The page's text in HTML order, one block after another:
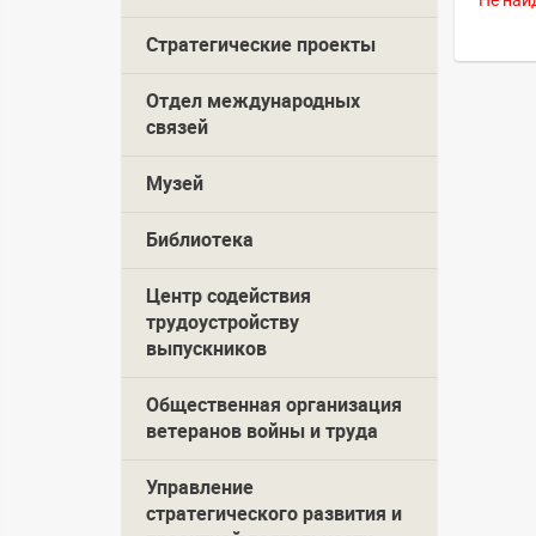
Стратегические проекты
Отдел международных
связей
Музей
Библиотека
Центр содействия
трудоустройству
выпускников
Общественная организация
ветеранов войны и труда
Управление
стратегического развития и